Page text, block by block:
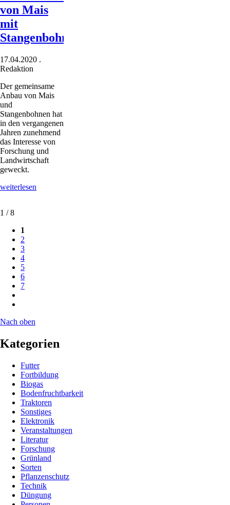
von Mais
mit
Stangenbohnen
17.04.2020 .
Redaktion
Der gemeinsame
Anbau von Mais
und
Stangenbohnen hat
in den vergangenen
Jahren zunehmend
das Interesse von
Forschung und
Landwirtschaft
geweckt.
weiterlesen
1 / 8
1
2
3
4
5
6
7
Nach oben
Kategorien
Futter
Fortbildung
Biogas
Bodenfruchtbarkeit
Traktoren
Sonstiges
Elektronik
Veranstaltungen
Literatur
Forschung
Grünland
Sorten
Pflanzenschutz
Technik
Düngung